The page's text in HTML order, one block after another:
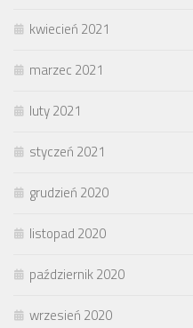
kwiecień 2021
marzec 2021
luty 2021
styczeń 2021
grudzień 2020
listopad 2020
październik 2020
wrzesień 2020